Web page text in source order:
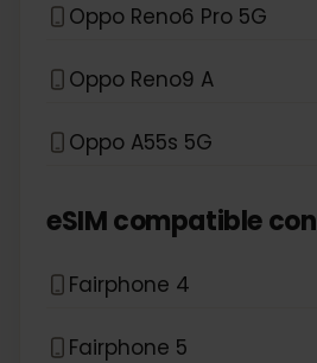
Oppo Reno6 Pro 5G
Oppo Reno9 A
Oppo A55s 5G
eSIM compatible con
Fairphone 4
Fairphone 5